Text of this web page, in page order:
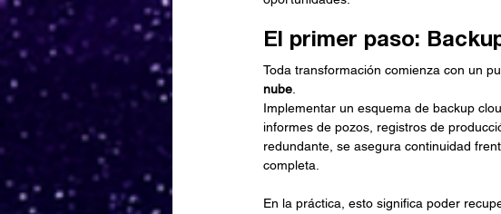
El primer paso:
Toda transformación comienza con un
nube
Implementar un esquema de backup
informes de pozos, registros de
redundante, se asegura continuidad
completa.
En la práctica, esto significa poder